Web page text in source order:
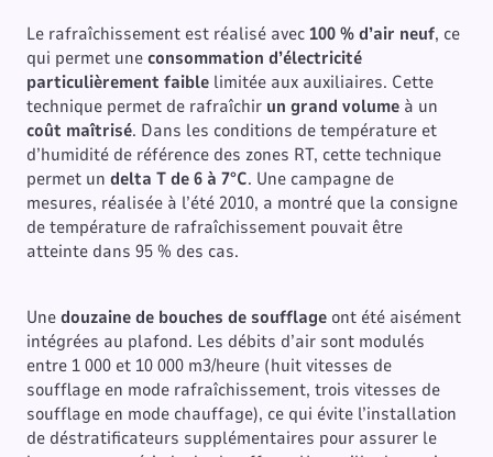
Le rafraîchissement est réalisé avec100 % d’air neuf, ce
qui permet uneconsommation d’électricité
particulièrement faible limitée aux auxiliaires. Cette
technique permet de rafraîchir un grand volume à un
coût maîtrisé. Dans les conditions de température et
d’humidité de référence des zones RT, cette technique
permet un delta T de 6 à 7°C. Une campagne de
mesures, réalisée à l’été 2010, a montré que la consigne
de température de rafraîchissement pouvait être
atteinte dans 95 % des cas.
Unedouzaine de bouches de soufflage ont été aisément
intégrées au plafond. Les débits d’air sont modulés
entre 1 000 et 10 000 m3/heure (huit vitesses de
soufflage en mode rafraîchissement, trois vitesses de
soufflage en mode chauffage), ce qui évite l’installation
de déstratificateurs supplémentaires pour assurer le